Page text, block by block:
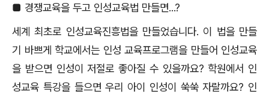
■ 경쟁교육을 두고 인성교육법 만들면...?
세계 최초로 인성교육진흥법을 만들었습니다. 이 법을 만들
기 바쁘게 학교에서는 인성 교육프로그램을 만들어 인성교육
을 받으면 인성이 저절로 좋아질 수 있을까요? 학원에서 인
성교육 특강을 들으면 우리 아이 인성이 쑥쑥 자랄까요? 인